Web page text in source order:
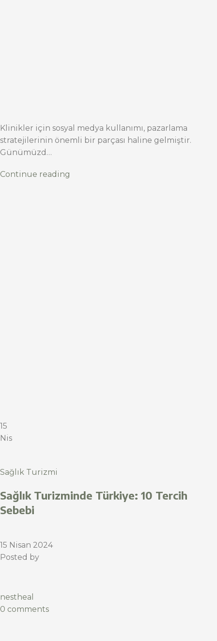
Klinikler için sosyal medya kullanımı, pazarlama
stratejilerinin önemli bir parçası haline gelmiştir.
Günümüzd…
Continue reading
15
Nis
Sağlık Turizmi
Sağlık Turizminde Türkiye: 10 Tercih
Sebebi
15 Nisan 2024
Posted by
nestheal
0 comments